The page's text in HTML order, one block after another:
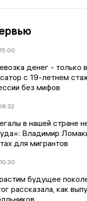
15:00
денег - только
с 19-летнем
без мифов
в нашей стране
Владимир
для мигрантов
10:30
будущее
рассказала, как